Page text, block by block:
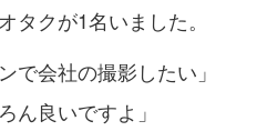
タクが1名いました。
で会社の撮影したい」
ん良いですよ」